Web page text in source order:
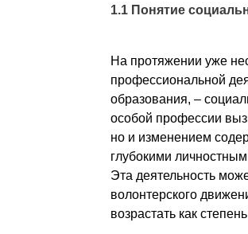
1.1 Понятие
На протяжении уже
профессиональной
образования, –
особой профессии
но и изменением
глубокими
Эта деятельность
волонтерского
возрастать как